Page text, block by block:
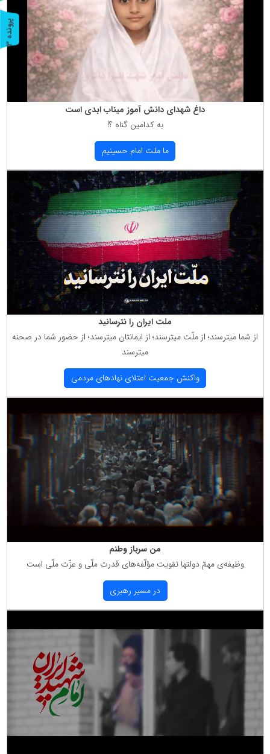
داغ شهدای دانش آموز میناب ابدی است
به كدامین گناه ؟!
ما ملت امام حسینیم
ملت ایران را نترسانید
از شما میترسند؛ از ملّت میترسند؛ از ایمانتان میترسند؛ از حضور شما در صحنه
میترسند
واكنش جمعیت اعتلای نهادهای مردمی
من سرباز وطنم
وظیفه‌ی مهمّ دولتها تقویت مؤلّفه‌های قدرت ملّی و عزّت ملّی است
در مسیر رهبری
پ
ر
و
ن
د
ه
3